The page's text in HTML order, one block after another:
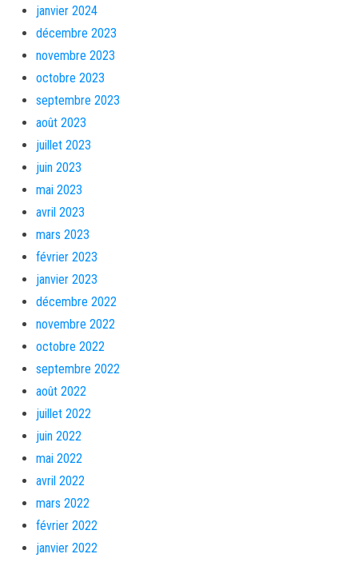
janvier 2024
décembre 2023
novembre 2023
octobre 2023
septembre 2023
août 2023
juillet 2023
juin 2023
mai 2023
avril 2023
mars 2023
février 2023
janvier 2023
décembre 2022
novembre 2022
octobre 2022
septembre 2022
août 2022
juillet 2022
juin 2022
mai 2022
avril 2022
mars 2022
février 2022
janvier 2022